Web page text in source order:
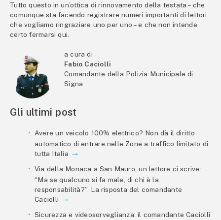
Tutto questo in un’ottica di rinnovamento della testata – che
comunque sta facendo registrare numeri importanti di lettori
che vogliamo ringraziare uno per uno – e che non intende
certo fermarsi qui.
a cura di
Fabio Caciolli
Comandante della Polizia Municipale di
Signa
Gli ultimi post
Avere un veicolo 100% elettrico? Non dà il diritto
automatico di entrare nelle Zone a traffico limitato di
tutta Italia
Via della Monaca a San Mauro, un lettore ci scrive:
“Ma se qualcuno si fa male, di chi è la
responsabilità?”. La risposta del comandante
Caciolli
Sicurezza e videosorveglianza: il comandante Caciolli